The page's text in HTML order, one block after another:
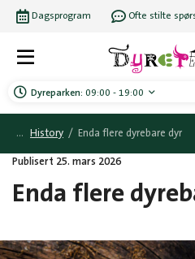
Dyreparken: 09:00 - 19:00
Dagsprogram Ofte stilte
History / Enda flere dyrebare dyr
Publisert 25. mars 2026
Enda flere